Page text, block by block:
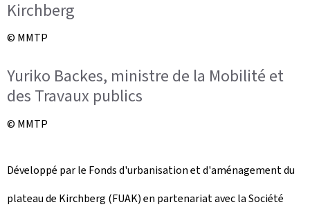
Kirchberg
© MMTP
Yuriko Backes, ministre de la Mobilité et
des Travaux publics
© MMTP
Développé par le Fonds d'urbanisation et d'aménagement du
plateau de Kirchberg (FUAK) en partenariat avec la Société